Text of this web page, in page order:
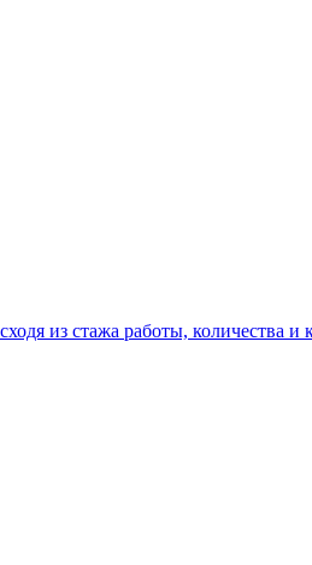
из стажа работы, количества и